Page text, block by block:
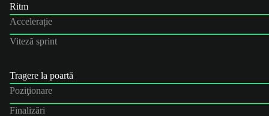
Ritm
Accelerație
Viteză sprint
Tragere la poartă
Poziţionare
Finalizări